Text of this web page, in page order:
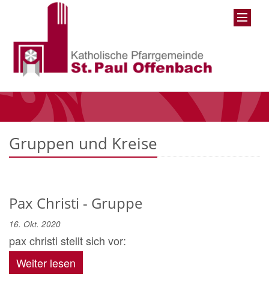
Gruppen und Kreise
Pax Christi - Gruppe
16. Okt. 2020
pax christi stellt sich vor:
Weiter lesen